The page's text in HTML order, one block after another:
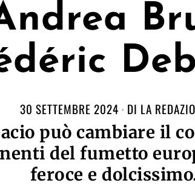
30 SETTEMBRE 2024 DI LA
può cambiare il
del fumetto
feroce e